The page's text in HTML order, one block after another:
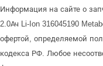
Информация на сайте о
2.0Ач Li-Ion 316045190
офертой, определяемой
кодекса РФ. Любое